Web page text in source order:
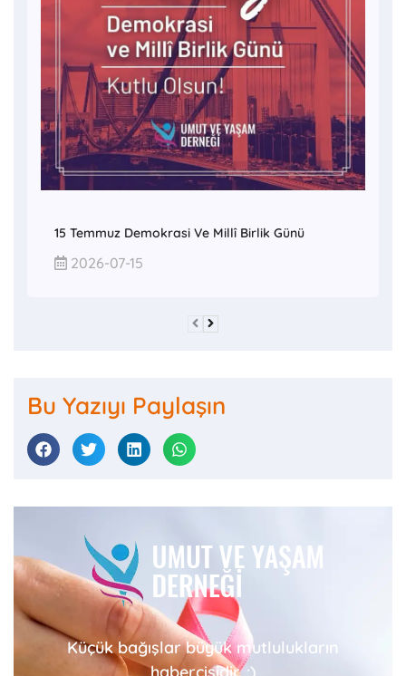
15 Temmuz Demokrasi Ve Millî Birlik Günü
2026-07-15
Bu Yazıyı Paylaşın
Küçük bağışlar büyük mutlulukların